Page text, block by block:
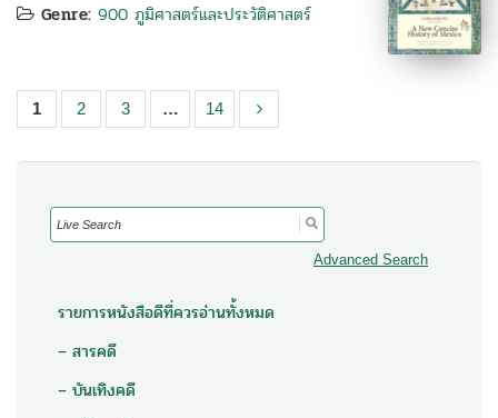
Genre: 900 ภูมิศาสตร์และประวัติศาสตร์
1 2 3 … 14
Search
for:
Advanced Search
รายการหนังสือดีที่ควรอ่านทั้งหมด
– สารคดี
– บันเทิงคดี